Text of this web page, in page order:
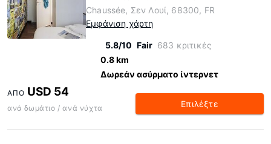
Chaussée, Σεν Λουί, 68300, FR
Εμφάνιση χάρτη
5.8/10 Fair 683 κριτικές
0.8 km
Δωρεάν ασύρματο ίντερνετ
ΑΠΌ USD 54
ανά δωμάτιο / ανά νύχτα Επιλέξτε